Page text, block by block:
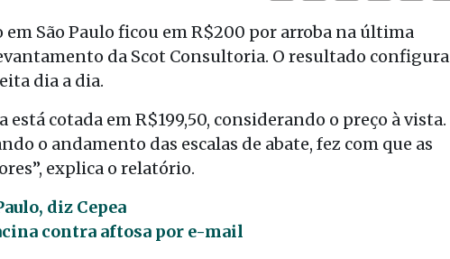
São Paulo ficou em R$200 por arroba na última
da Scot Consultoria. O resultado configura
dia a dia.
está cotada em R$199,50, considerando o preço à vista.
o andamento das escalas de abate, fez com que as
explica o relatório.
diz Cepea
contra aftosa por e-mail